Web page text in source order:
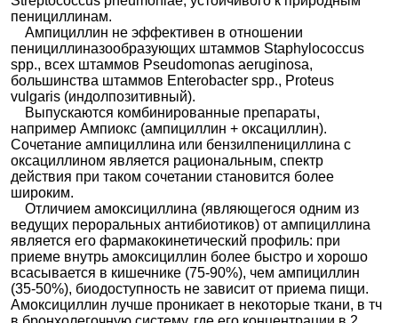
пенициллинам.
Ампициллин не эффективен в отношении
пенициллиназообразующих штаммов Staphylococcus
spp., всех штаммов Pseudomonas aeruginosa,
большинства штаммов Enterobacter spp., Proteus
vulgaris (индолпозитивный).
Выпускаются комбинированные препараты,
например Ампиокс (ампициллин + оксациллин).
Сочетание ампициллина или бензилпенициллина с
оксациллином является рациональным, спектр
действия при таком сочетании становится более
широким.
Отличием амоксициллина (являющегося одним из
ведущих пероральных антибиотиков) от ампициллина
является его фармакокинетический профиль: при
приеме внутрь амоксициллин более быстро и хорошо
всасывается в кишечнике (75-90%), чем ампициллин
(35-50%), биодоступность не зависит от приема пищи.
Амоксициллин лучше проникает в некоторые ткани, в тч